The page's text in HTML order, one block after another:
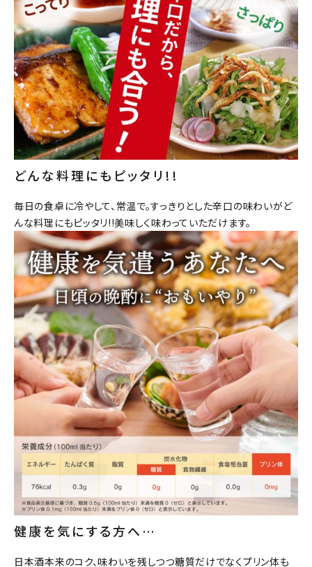
どんな料理にもピッタリ!!
毎日の食卓に冷やして、常温で。すっきりとした辛口の味わいがど
んな料理にもピッタリ!!美味しく味わっていただけます。
健康を気にする方へ…
日本酒本来のコク、味わいを残しつつ糖質だけでなくプリン体も